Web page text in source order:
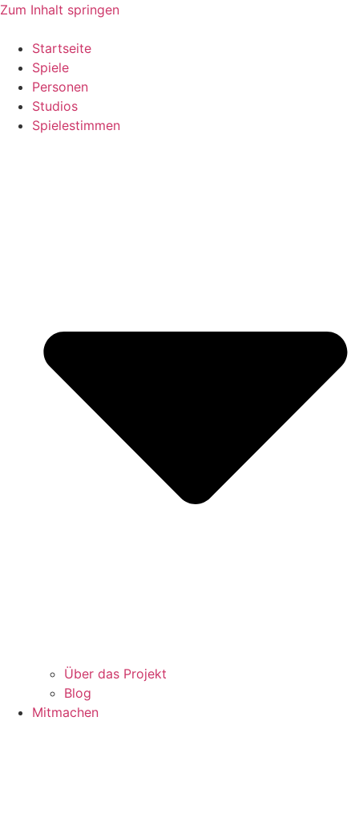
Zum Inhalt springen
Startseite
Spiele
Personen
Studios
Spielestimmen
Über das Projekt
Blog
Mitmachen